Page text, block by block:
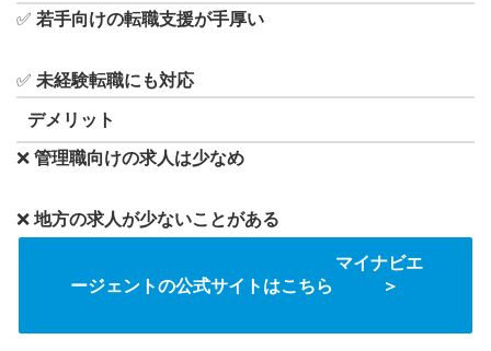
✅ 若手向けの転職支援が手厚い
✅ 未経験転職にも対応
デメリット
❌ 管理職向けの求人は少なめ
❌ 地方の求人が少ないことがある
マイナビエ
ージェントの公式サイトはこちら ＞